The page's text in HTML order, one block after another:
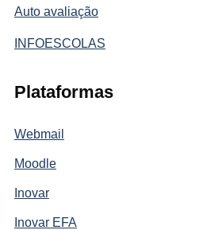
Auto avaliação
INFOESCOLAS
Plataformas
Webmail
Moodle
Inovar
Inovar EFA